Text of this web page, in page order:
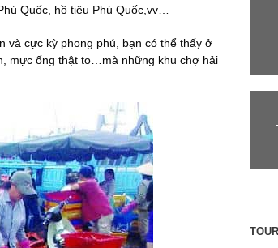
Quốc, hồ tiêu Phú Quốc,vv…
và cực kỳ phong phú, bạn có thể thấy ở
mực ống thật to…mà những khu chợ hải